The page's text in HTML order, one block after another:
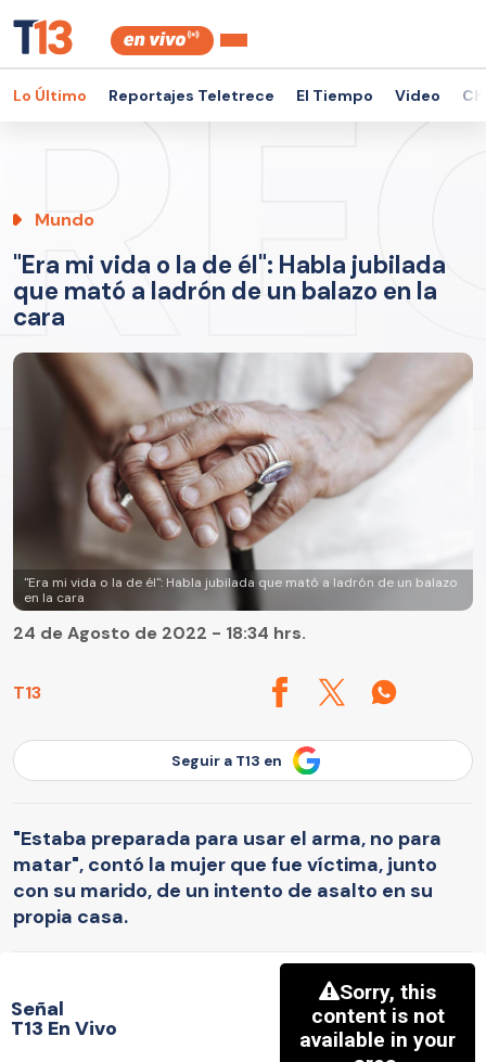
Lo Último Reportajes Teletrece El Tiempo Video
Mundo
"Era mi vida o la de él": Habla jubilada
que mató a ladrón de un balazo en la
cara
"Era mi vida o la de él": Habla jubilada que mató a ladrón de un balazo
en la cara
T13
24 de Agosto de 2022 - 18:34 hrs.
Seguir a T13 en
"Estaba preparada para usar el arma, no para
matar", contó la mujer que fue víctima, junto
con su marido, de un intento de asalto en su
propia casa.
Señal
T13 En Vivo